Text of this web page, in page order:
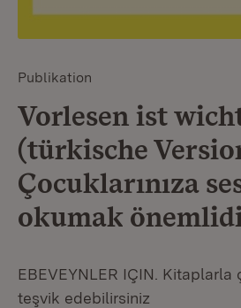
Publikation
Vorlesen ist
(türkische
Çocuklarınıza
okumak
EBEVEYNLER IÇIN. Kitaplarla
teşvik edebilirsiniz